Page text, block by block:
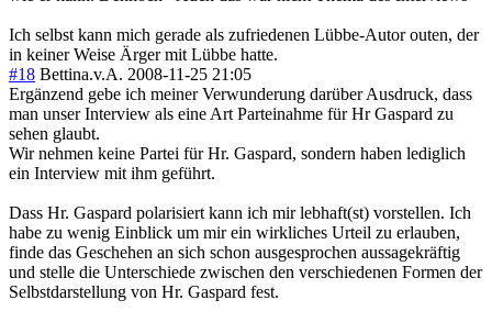
Ich selbst kann mich gerade als zufriedenen Lübbe-Autor outen, der
in keiner Weise Ärger mit Lübbe hatte.
#18 Bettina.v.A. 2008-11-25 21:05
Ergänzend gebe ich meiner Verwunderung darüber Ausdruck, dass
man unser Interview als eine Art Parteinahme für Hr Gaspard zu
sehen glaubt.
Wir nehmen keine Partei für Hr. Gaspard, sondern haben lediglich
ein Interview mit ihm geführt.
Dass Hr. Gaspard polarisiert kann ich mir lebhaft(st) vorstellen. Ich
habe zu wenig Einblick um mir ein wirkliches Urteil zu erlauben,
finde das Geschehen an sich schon ausgesprochen aussagekräftig
und stelle die Unterschiede zwischen den verschiedenen Formen der
Selbstdarstellung von Hr. Gaspard fest.